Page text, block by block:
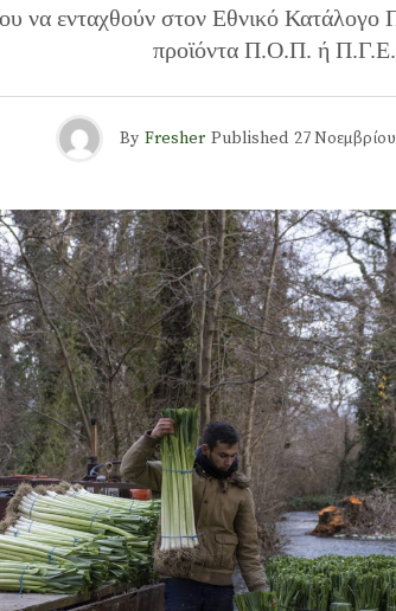
να ενταχθούν στον Εθνικό Κατάλογο
προϊόντα Π.Ο.Π. ή Π.Γ.Ε.
By Fresher Published 27